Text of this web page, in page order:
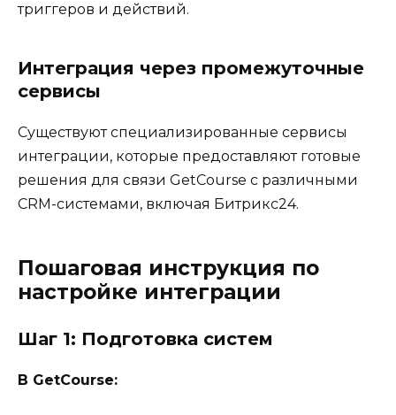
триггеров и действий.
Интеграция через промежуточные
сервисы
Существуют специализированные сервисы
интеграции, которые предоставляют готовые
решения для связи GetCourse с различными
CRM-системами, включая Битрикс24.
Пошаговая инструкция по
настройке интеграции
Шаг 1: Подготовка систем
В GetCourse: